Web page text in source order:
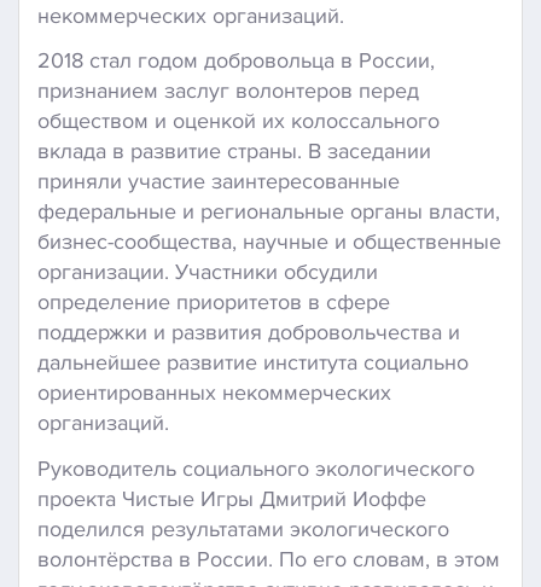
некоммерческих организаций.
2018 стал годом добровольца в России,
признанием заслуг волонтеров перед
обществом и оценкой их колоссального
вклада в развитие страны. В заседании
приняли участие заинтересованные
федеральные и региональные органы власти,
бизнес-сообщества, научные и общественные
организации. Участники обсудили
определение приоритетов в сфере
поддержки и развития добровольчества и
дальнейшее развитие института социально
ориентированных некоммерческих
организаций.
Руководитель социального экологического
проекта Чистые Игры Дмитрий Иоффе
поделился результатами экологического
волонтёрства в России. По его словам, в этом